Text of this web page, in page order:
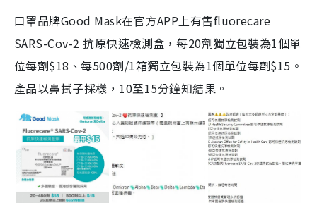
口罩品牌Good Mask在官方APP上有售fluorecare
SARS-Cov-2 抗原快速檢測盒，每20劑獨立包裝為1個單
位每劑$18、每500劑/1箱獨立包裝為1個單位每劑$15。
產品以鼻拭子採樣，10至15分鐘知結果。